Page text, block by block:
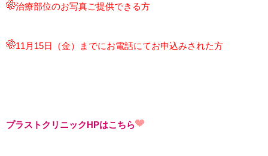
治療部位のお写真ご提供できる方
11月15日（金）までにお電話にてお申込みされた方
プラストクリニックHPはこちら